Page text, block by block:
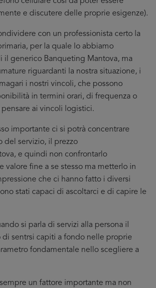
e discutere delle proprie esigenze).
con un professionista certo la
per la quale lo abbiamo
il generico Banqueting Mantova, ma
riguardanti la nostra situazione, i
i nostri vincoli, che possono
in termini orari, di frequenza o
pensare ai vincoli logistici.
importante ci si potrà concentrare
del servizio, il prezzo
e quindi non confrontarlo
valore fine a se stesso ma metterlo in
che ci hanno fatto i diversi
stati capaci di ascoltarci e di capire le
si parla di servizi alla persona il
sentrsi capiti a fondo nelle proprie
fondamentale nello scegliere a
un fattore importante ma non